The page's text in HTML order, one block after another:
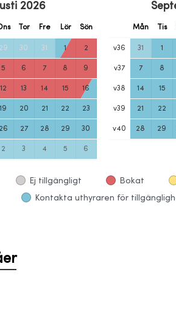
2026
Tor Fre Lör Sön
29 30 31 1 2
5 6 7 8 9
12 13 14 15 16
19 20 21 22 23
26 27 28 29 30
2 3 4 5 6
Mån Tis
v36 31 1
v37 7 8
v38 14 15
v39 21 22
v40 28 29
Ej tillgängligt Bokat
Kontakta uthyraren för